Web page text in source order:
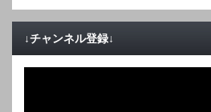
↓チャンネル登録↓